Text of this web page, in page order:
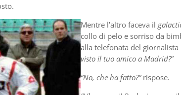
Mentre l’altro faceva il
collo di pelo e sorriso da
alla telefonata del giornalista
visto il tuo amico a Madrid?”
“No, che ha fatto?”rispose.